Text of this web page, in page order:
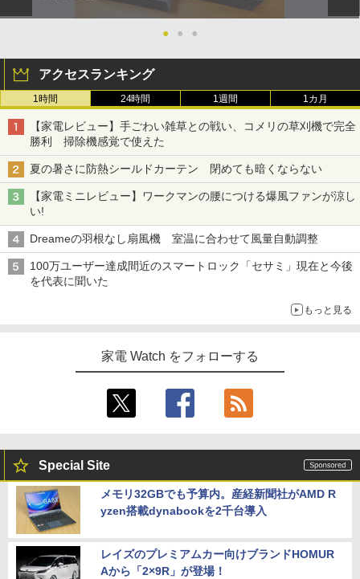
● ● ●
アクセスランキング
1時間 24時間 1週間 1カ月
【家電レビュー】手ごわい雑草との戦い、コメリの草刈機で完全
勝利 掃除機感覚で使えた
夏の暑さに防熱シールドカーテン 閉めても暗くならない
【家電ミニレビュー】ワークマンの腰につける爆風ファンが涼し
い!
Dreameの羽根なし扇風機 室温に合わせて風量自動調整
100万ユーザー達成間近のスマートロック「セサミ」現在と今後
を代表に聞いた
もっと見る
家電 Watch をフォローする
Special Site
メモリ32GBでも予算内。産経新聞社がAMD R
yzen搭載dynabookを2千台導入
レイズのプレミアムカー向けブランドHOMUR
Aから「2×9R」が登場！